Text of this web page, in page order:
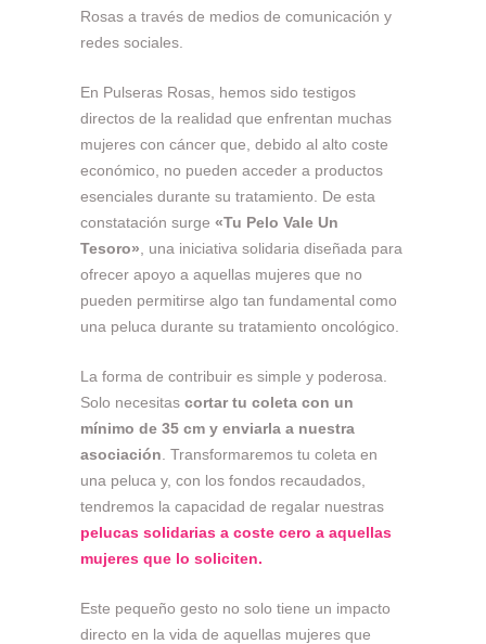
Rosas a través de medios de comunicación y
redes sociales.
En Pulseras Rosas, hemos sido testigos
directos de la realidad que enfrentan muchas
mujeres con cáncer que, debido al alto coste
económico, no pueden acceder a productos
esenciales durante su tratamiento. De esta
constatación surge «Tu Pelo Vale Un
Tesoro» , una iniciativa solidaria diseñada para
ofrecer apoyo a aquellas mujeres que no
pueden permitirse algo tan fundamental como
una peluca durante su tratamiento oncológico.
La forma de contribuir es simple y poderosa.
Solo necesitas cortar tu coleta con un
mínimo de 35 cm y enviarla a nuestra
asociación . Transformaremos tu coleta en
una peluca y, con los fondos recaudados,
tendremos la capacidad de regalar nuestras
pelucas solidarias a coste cero a aquellas
mujeres que lo soliciten.
Este pequeño gesto no solo tiene un impacto
directo en la vida de aquellas mujeres que